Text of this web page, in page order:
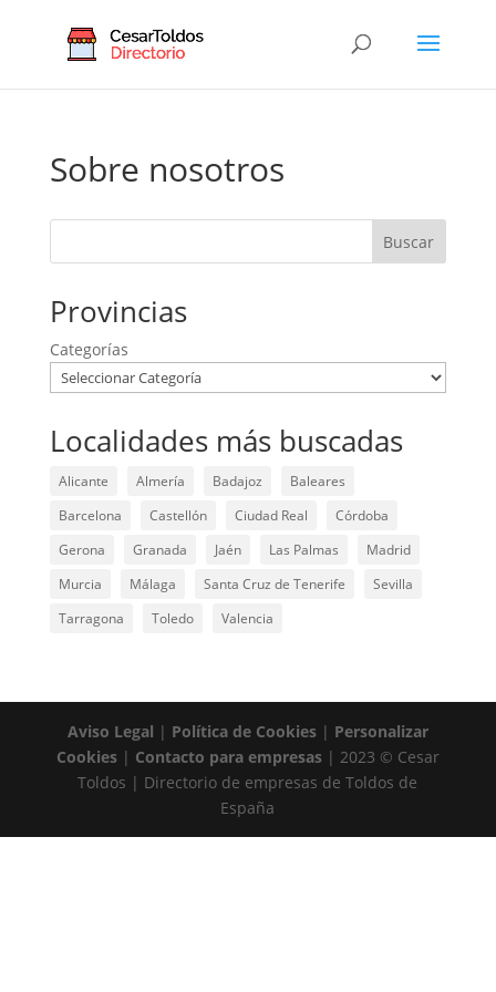
Sobre nosotros
Buscar
Provincias
Categorías
Localidades más buscadas
Alicante Almería Badajoz
Baleares
Barcelona
Castellón Ciudad Real
Córdoba
Gerona
Granada Jaén Las Palmas
Madrid
Murcia
Málaga Santa Cruz de Tenerife
Sevilla
Tarragona
Toledo Valencia
Aviso Legal | Política de Cookies| Personalizar
Cookies| Contacto para empresas| 2023 © Cesar
Toldos | Directorio de empresas de Toldos de
España